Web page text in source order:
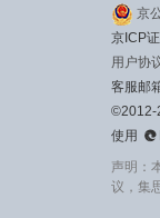
京
京ICP
用户协
客服邮
©2012-
使用

声明：
议，集